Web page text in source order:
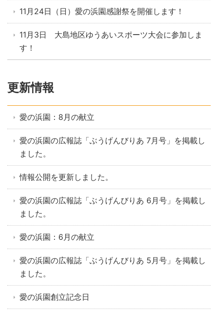
11月24日（日）愛の浜園感謝祭を開催します！
11月3日 大島地区ゆうあいスポーツ大会に参加しま
す！
更新情報
愛の浜園：8月の献立
愛の浜園の広報誌「ぶうげんびりあ 7月号」を掲載し
ました。
情報公開を更新しました。
愛の浜園の広報誌「ぶうげんびりあ 6月号」を掲載し
ました。
愛の浜園：6月の献立
愛の浜園の広報誌「ぶうげんびりあ 5月号」を掲載し
ました。
愛の浜園創立記念日